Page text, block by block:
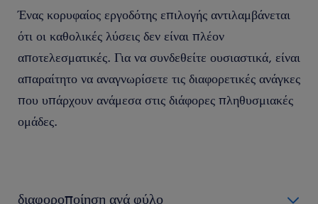
Ένας κορυφαίος εργοδότης επιλογής αντιλαμβάνεται
ότι οι καθολικές λύσεις δεν είναι πλέον
αποτελεσματικές. Για να συνδεθείτε ουσιαστικά, είναι
απαραίτητο να αναγνωρίσετε τις διαφορετικές ανάγκες
που υπάρχουν ανάμεσα στις διάφορες πληθυσμιακές
ομάδες.
διαφοροποίηση ανά φύλο